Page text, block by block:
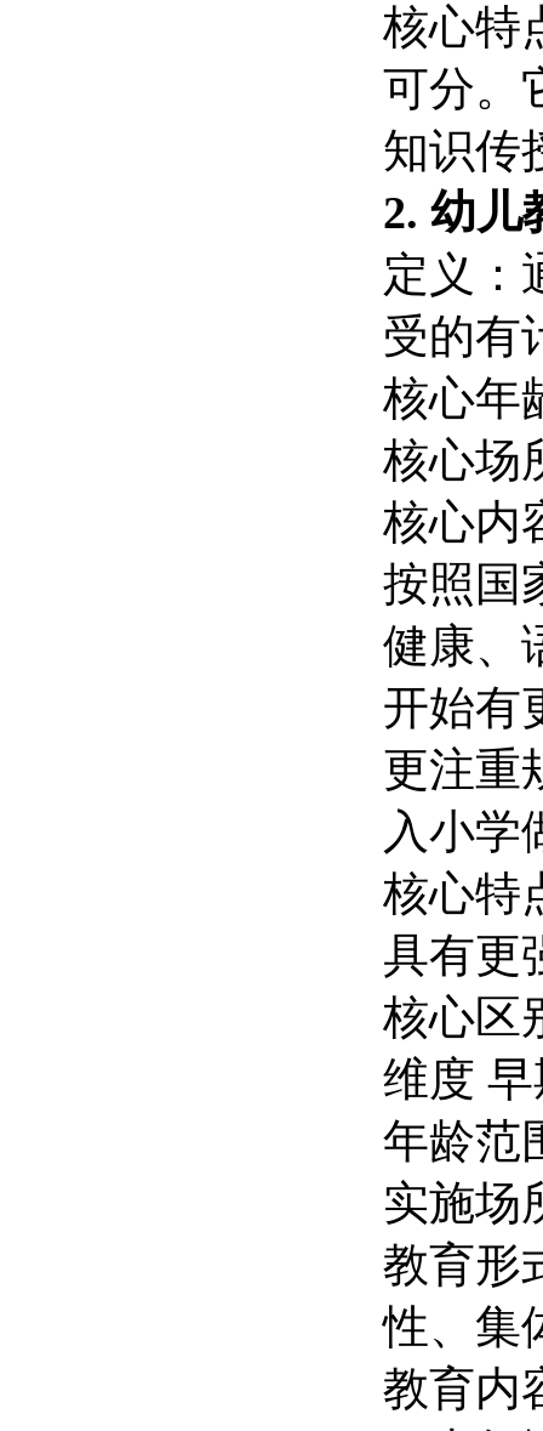
核心特
可分。
知识传
2. 幼儿
定义：
受的有
核心年
核心场
核心内
按照国
健康、
开始有
更注重
入小学
核心特
具有更
核心区
维度
年龄范
实施场
教育形
性、集
教育内